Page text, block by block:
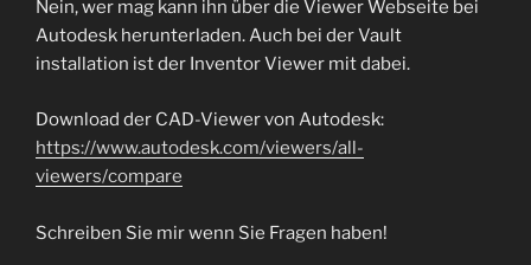
Nein, wer mag kann ihn über die Viewer Webseite bei
Autodesk herunterladen. Auch bei der Vault
installation ist der Inventor Viewer mit dabei.
Download der CAD-Viewer von Autodesk:
https://www.autodesk.com/viewers/all-
viewers/compare
Schreiben Sie mir wenn Sie Fragen haben!